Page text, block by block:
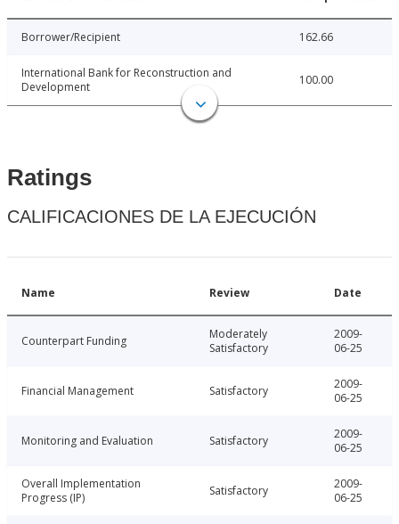
Borrower/Recipient 162.66
International Bank for Reconstruction and
Development
100.00
Ratings
CALIFICACIONES DE LA EJECUCIÓN
Name Review Date
Counterpart Funding
Moderately
Satisfactory
2009-
06-25
Financial Management Satisfactory
2009-
06-25
Monitoring and Evaluation Satisfactory
2009-
06-25
Overall Implementation
Progress (IP)
Satisfactory
2009-
06-25